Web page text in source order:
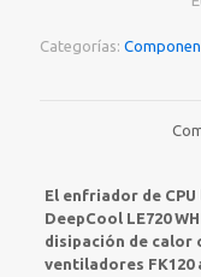
LE720-
Categorías:
El enfriador de
DeepCool LE720
disipación de calor
ventiladores FK120